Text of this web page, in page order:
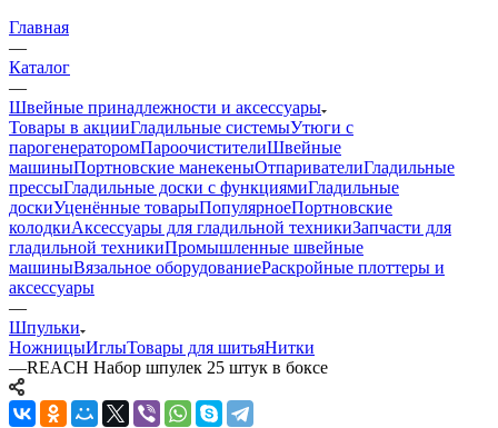
Главная
—
Каталог
—
Швейные принадлежности и аксессуары
Товары в акцииГладильные системыУтюги с
парогенераторомПароочистителиШвейные
машиныПортновские манекеныОтпаривателиГладильные
прессыГладильные доски с функциямиГладильные
доскиУценённые товарыПопулярноеПортновские
колодкиАксессуары для гладильной техникиЗапчасти для
гладильной техникиПромышленные швейные
машиныВязальное оборудованиеРаскройные плоттеры и
аксессуары
—
Шпульки
НожницыИглыТовары для шитьяНитки
—REACH Набор шпулек 25 штук в боксе